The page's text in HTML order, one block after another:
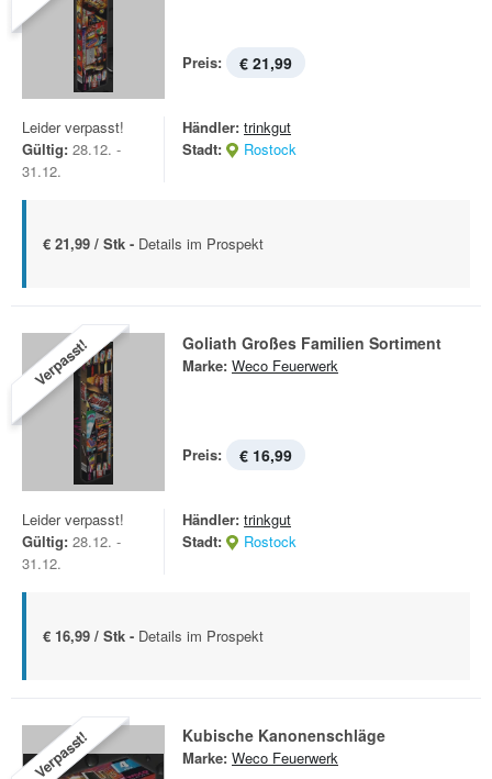
Preis: € 21,99
Leider verpasst!
Gültig: 28.12. -
31.12.
Händler: trinkgut
Stadt:
Rostock
€ 21,99 / Stk - Details im Prospekt
Verpasst! Goliath Großes Familien Sortiment
Marke: Weco Feuerwerk
Preis: € 16,99
Leider verpasst!
Gültig: 28.12. -
31.12.
Händler: trinkgut
Stadt:
Rostock
€ 16,99 / Stk - Details im Prospekt
Verpasst! Kubische Kanonenschläge
Marke: Weco Feuerwerk